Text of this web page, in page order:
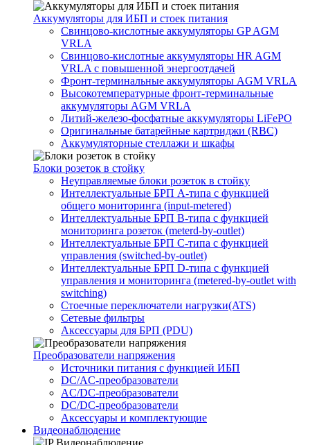
Аккумуляторы для ИБП и стоек питания
Свинцово-кислотные аккумуляторы GP AGM
VRLA
Свинцово-кислотные аккумуляторы HR AGM
VRLA с повышенной энергоотдачей
Фронт-терминальные аккумуляторы AGM VRLA
Высокотемпературные фронт-терминальные
аккумуляторы AGM VRLA
Литий-железо-фосфатные аккумуляторы LiFePO
Оригинальные батарейные картриджи (RBC)
Аккумуляторные стеллажи и шкафы
Блоки розеток в стойку
Неуправляемые блоки розеток в стойку
Интеллектуальные БРП А-типа с функцией
общего мониторинга (input-metered)
Интеллектуальные БРП B-типа с функцией
мониторинга розеток (meterd-by-outlet)
Интеллектуальные БРП C-типа с функцией
управления (switched-by-outlet)
Интеллектуальные БРП D-типа с функцией
управления и мониторинга (metered-by-outlet with
switching)
Стоечные переключатели нагрузки(ATS)
Сетевые фильтры
Аксессуары для БРП (PDU)
Преобразователи напряжения
Источники питания c функцией ИБП
DC/AC-преобразователи
AC/DC-преобразователи
DC/DC-преобразователи
Аксессуары и комплектующие
Видеонаблюдение